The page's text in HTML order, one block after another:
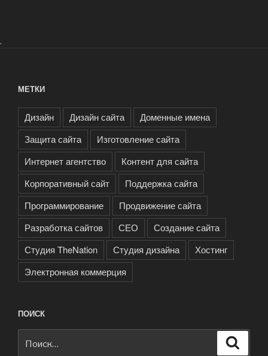
.
МЕТКИ
Дизайн Дизайн сайта
Доменные имена
Защита сайта
Изготовление сайта
Интернет агентство
Контент для сайта
Корпоративный сайт
Поддержка сайта
Программирование
Продвижение сайта
Разработка сайтов
СЕО
Создание сайта
Студия TheNation
Студия дизайна
Хостинг
Электронная коммерция
ПОИСК